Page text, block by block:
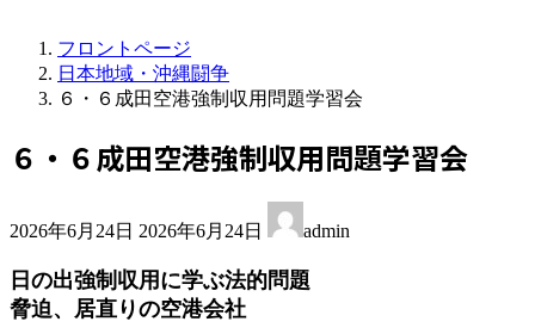
フロントページ
日本地域・沖縄闘争
６・６成田空港強制収用問題学習会
６・６成田空港強制収用問題学習会
2026年6月24日 終
新
日
2026年6月24日 admin
日の出強制収用に学ぶ法的問題
脅迫、居直りの空港会社